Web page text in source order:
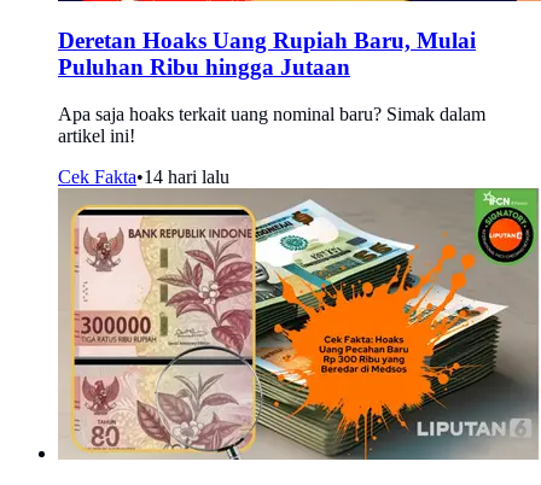
Deretan Hoaks Uang Rupiah Baru, Mulai
Puluhan Ribu hingga Jutaan
Apa saja hoaks terkait uang nominal baru? Simak dalam
artikel ini!
Cek Fakta•14 hari lalu